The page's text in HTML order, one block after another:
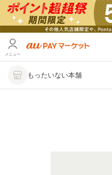
メニュー
もったいない本舗